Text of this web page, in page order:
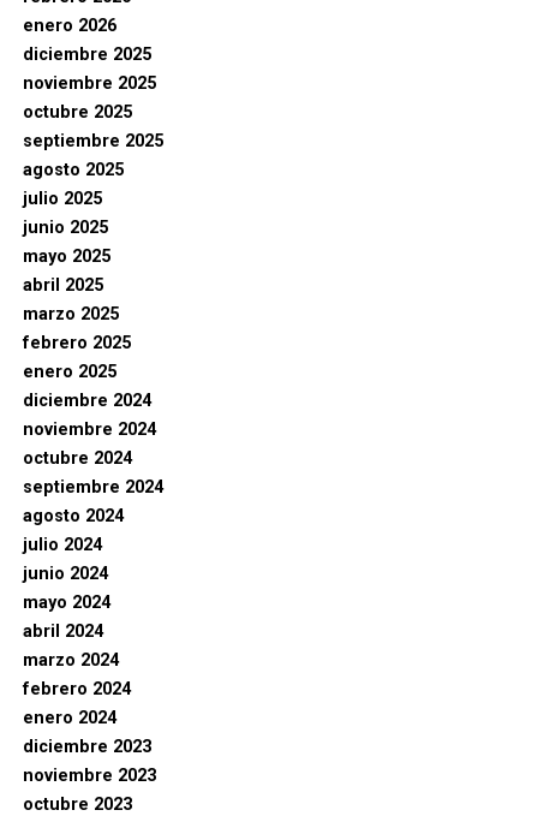
enero 2026
diciembre 2025
noviembre 2025
octubre 2025
septiembre 2025
agosto 2025
julio 2025
junio 2025
mayo 2025
abril 2025
marzo 2025
febrero 2025
enero 2025
diciembre 2024
noviembre 2024
octubre 2024
septiembre 2024
agosto 2024
julio 2024
junio 2024
mayo 2024
abril 2024
marzo 2024
febrero 2024
enero 2024
diciembre 2023
noviembre 2023
octubre 2023